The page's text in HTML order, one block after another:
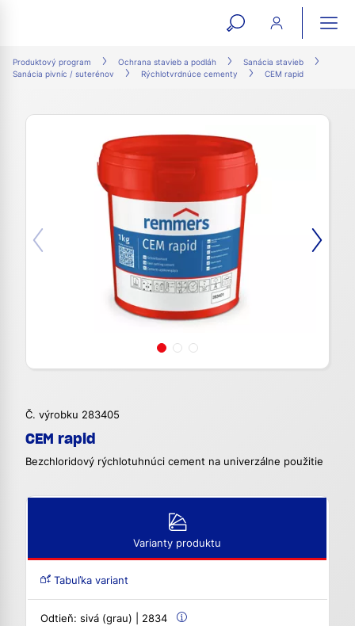
open
search
form
Produktový program Ochrana stavieb a podláh
Sanácia stavieb
Sanácia pivníc / suterénov
Rýchlotvrdnúce cementy CEM rapid
Č. výrobku 283405
CEM rapid
Bezchloridový rýchlotuhnúci cement na univerzálne použitie
Varianty produktu
Tabuľka variant
Odtieň: sivá (grau) | 2834